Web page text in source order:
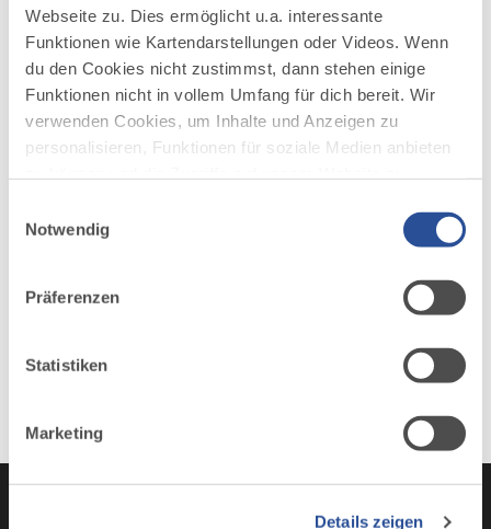
Webseite zu. Dies ermöglicht u.a. interessante
Funktionen wie Kartendarstellungen oder Videos. Wenn
du den Cookies nicht zustimmst, dann stehen einige
Funktionen nicht in vollem Umfang für dich bereit. Wir
verwenden Cookies, um Inhalte und Anzeigen zu
personalisieren, Funktionen für soziale Medien anbieten
deiner Verwendung unserer Website an unsere Partner
möglicherweise mit weiteren Daten zusammen, die du
Nutzung der Dienste gesammelt haben.
Notwendig
Präferenzen
Statistiken
Marketing
Details zeigen